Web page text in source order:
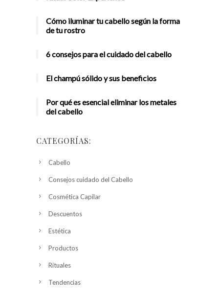
Cómo iluminar tu cabello según la forma
de tu rostro
6 consejos para el cuidado del cabello
El champú sólido y sus beneficios
Por qué es esencial eliminar los metales
del cabello
CATEGORÍAS:
Cabello
Consejos cuidado del Cabello
Cosmética Capilar
Descuentos
Estética
Productos
Rituales
Tendencias